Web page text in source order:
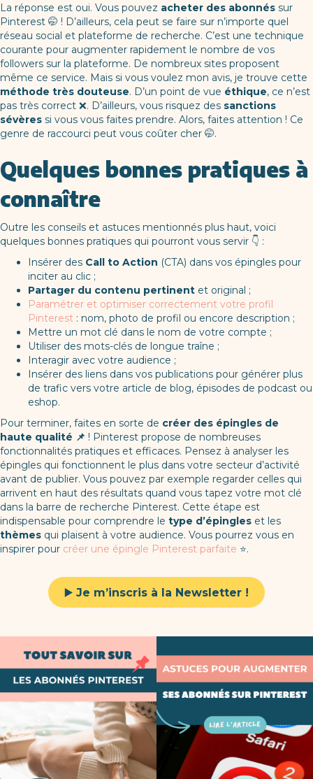
La réponse est oui. Vous pouvez acheter des abonnés sur
Pinterest 🤭 ! D’ailleurs, cela peut se faire sur n’importe quel
réseau social et plateforme de recherche. C’est une technique
courante pour augmenter rapidement le nombre de vos
followers sur la plateforme. De nombreux sites proposent
même ce service. Mais si vous voulez mon avis, je trouve cette
méthode très douteuse. D’un point de vue éthique, ce n’est
pas très correct ❌. D’ailleurs, vous risquez des sanctions
sévères si vous vous faites prendre. Alors, faites attention ! Ce
genre de raccourci peut vous coûter cher 🤭.
Quelques bonnes pratiques à
connaître
Outre les conseils et astuces mentionnés plus haut, voici
quelques bonnes pratiques qui pourront vous servir 👇 :
Insérer des Call to Action (CTA) dans vos épingles pour
inciter au clic ;
Partager du contenu pertinent et original ;
Paramétrer et optimiser correctement votre profil
Pinterest : nom, photo de profil ou encore description ;
Mettre un mot clé dans le nom de votre compte ;
Utiliser des mots-clés de longue traîne ;
Interagir avec votre audience ;
Insérer des liens dans vos publications pour générer plus
de trafic vers votre article de blog, épisodes de podcast ou
eshop.
Pour terminer, faites en sorte de créer des épingles de
haute qualité 📌 ! Pinterest propose de nombreuses
fonctionnalités pratiques et efficaces. Pensez à analyser les
épingles qui fonctionnent le plus dans votre secteur d’activité
avant de publier. Vous pouvez par exemple regarder celles qui
arrivent en haut des résultats quand vous tapez votre mot clé
dans la barre de recherche Pinterest. Cette étape est
indispensable pour comprendre le type d’épingles et les
thèmes qui plaisent à votre audience. Vous pourrez vous en
inspirer pour créer une épingle Pinterest parfaite ⭐.
▶️ Je m’inscris à la Newsletter !